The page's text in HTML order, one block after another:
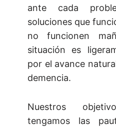
ante cada
soluciones que
no funcionen
situación es
por el avance
demencia.
Nuestros
tengamos las